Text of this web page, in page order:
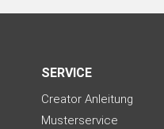
SERVICE
Creator Anleitung
Musterservice